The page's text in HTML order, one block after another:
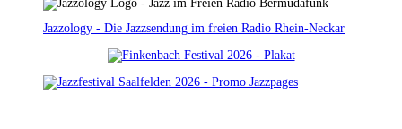
Jazzology - Die Jazzsendung im freien Radio Rhein-Neckar